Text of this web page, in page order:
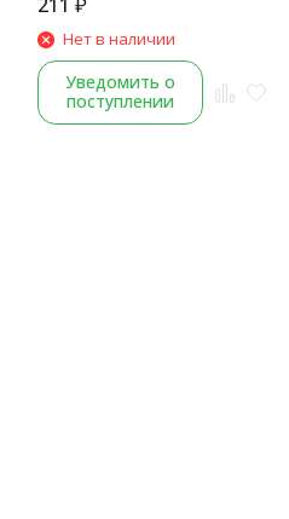
Нет в наличии
Уведомить о
поступлении